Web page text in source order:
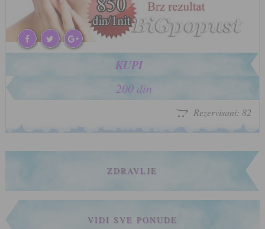
KUPI
200 din
Rezervisani: 82
ZDRAVLJE
VIDI SVE PONUDE